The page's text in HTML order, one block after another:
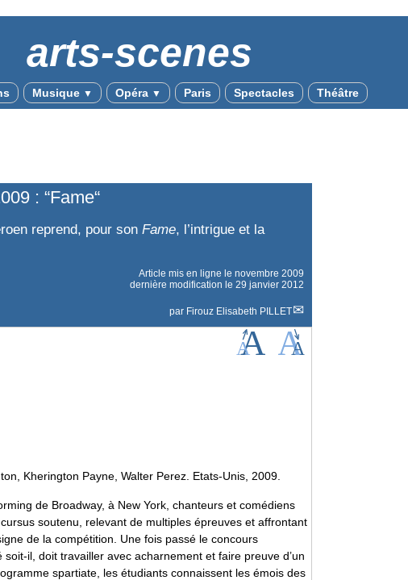
arts-scenes
Musique ▼ Opéra ▼ Paris Spectacles Théâtre
: “Fame“
reprend, pour son Fame, l’intrigue et la
Article mis en ligne le novembre 2009
dernière modification le 29 janvier 2012
par Firouz Elisabeth PILLET
Kherington Payne, Walter Perez. Etats-Unis, 2009.
de Broadway, à New York, chanteurs et comédiens
soutenu, relevant de multiples épreuves et affrontant
de la compétition. Une fois passé le concours
il, doit travailler avec acharnement et faire preuve d’un
spartiate, les étudiants connaissent les émois des